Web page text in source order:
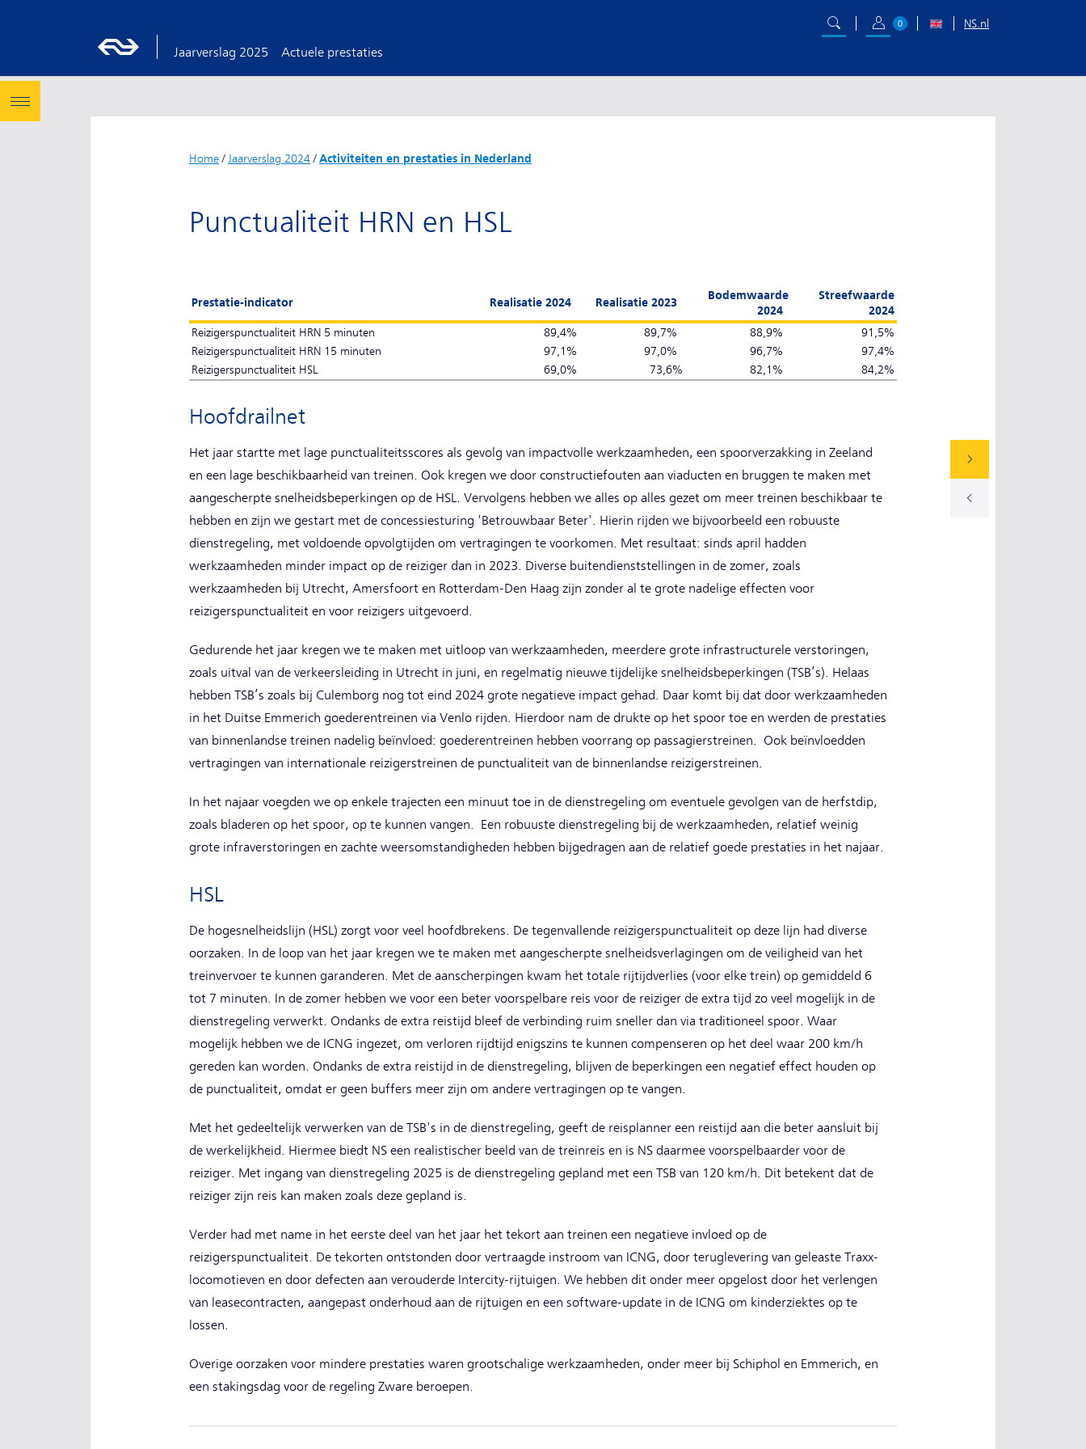
Jaarverslag 2025 Actuele prestaties
0 NS.nl
Home/ Jaarverslag 2024/Activiteiten en prestaties in Nederland
Punctualiteit HRN en HSL
Prestatie-indicator Realisatie 2024 Realisatie 2023
Bodemwaarde
2024
Streefwaarde
2024
Reizigerspunctualiteit HRN 5 minuten
89,4% 89,7% 88,9%
91,5%
Reizigerspunctualiteit HRN 15 minuten
97,1% 97,0% 96,7%
97,4%
Reizigerspunctualiteit HSL
69,0% 73,6% 82,1% 84,2%
Hoofdrailnet
Het jaar startte met lage punctualiteitsscores als gevolg van impactvolle werkzaamheden, een spoorverzakking in Zeeland
en een lage beschikbaarheid van treinen. Ook kregen we door constructiefouten aan viaducten en bruggen te maken met
aangescherpte snelheidsbeperkingen op de HSL. Vervolgens hebben we alles op alles gezet om meer treinen beschikbaar te
hebben en zijn we gestart met de concessiesturing 'Betrouwbaar Beter'. Hierin rijden we bijvoorbeeld een robuuste
dienstregeling, met voldoende opvolgtijden om vertragingen te voorkomen. Met resultaat: sinds april hadden
werkzaamheden minder impact op de reiziger dan in 2023. Diverse buitendienststellingen in de zomer, zoals
werkzaamheden bij Utrecht, Amersfoort en Rotterdam-Den Haag zijn zonder al te grote nadelige effecten voor
reizigerspunctualiteit en voor reizigers uitgevoerd.
Gedurende het jaar kregen we te maken met uitloop van werkzaamheden, meerdere grote infrastructurele verstoringen,
zoals uitval van de verkeersleiding in Utrecht in juni, en regelmatig nieuwe tijdelijke snelheidsbeperkingen (TSB’s). Helaas
hebben TSB’s zoals bij Culemborg nog tot eind 2024 grote negatieve impact gehad. Daar komt bij dat door werkzaamheden
in het Duitse Emmerich goederentreinen via Venlo rijden. Hierdoor nam de drukte op het spoor toe en werden de prestaties
van binnenlandse treinen nadelig beïnvloed: goederentreinen hebben voorrang op passagierstreinen. Ook beïnvloedden
vertragingen van internationale reizigerstreinen de punctualiteit van de binnenlandse reizigerstreinen.
In het najaar voegden we op enkele trajecten een minuut toe in de dienstregeling om eventuele gevolgen van de herfstdip,
zoals bladeren op het spoor, op te kunnen vangen. Een robuuste dienstregeling bij de werkzaamheden, relatief weinig
grote infraverstoringen en zachte weersomstandigheden hebben bijgedragen aan de relatief goede prestaties in het najaar.
HSL
De hogesnelheidslijn (HSL) zorgt voor veel hoofdbrekens. De tegenvallende reizigerspunctualiteit op deze lijn had diverse
oorzaken. In de loop van het jaar kregen we te maken met aangescherpte snelheidsverlagingen om de veiligheid van het
treinvervoer te kunnen garanderen. Met de aanscherpingen kwam het totale rijtijdverlies (voor elke trein) op gemiddeld 6
tot 7 minuten. In de zomer hebben we voor een beter voorspelbare reis voor de reiziger de extra tijd zo veel mogelijk in de
dienstregeling verwerkt. Ondanks de extra reistijd bleef de verbinding ruim sneller dan via traditioneel spoor. Waar
mogelijk hebben we de ICNG ingezet, om verloren rijdtijd enigszins te kunnen compenseren op het deel waar 200 km/h
gereden kan worden. Ondanks de extra reistijd in de dienstregeling, blijven de beperkingen een negatief effect houden op
de punctualiteit, omdat er geen buffers meer zijn om andere vertragingen op te vangen.
Met het gedeeltelijk verwerken van de TSB's in de dienstregeling, geeft de reisplanner een reistijd aan die beter aansluit bij
de werkelijkheid. Hiermee biedt NS een realistischer beeld van de treinreis en is NS daarmee voorspelbaarder voor de
reiziger. Met ingang van dienstregeling 2025 is de dienstregeling gepland met een TSB van 120 km/h. Dit betekent dat de
reiziger zijn reis kan maken zoals deze gepland is.
Verder had met name in het eerste deel van het jaar het tekort aan treinen een negatieve invloed op de
reizigerspunctualiteit. De tekorten ontstonden door vertraagde instroom van ICNG, door teruglevering van geleaste Traxx-
locomotieven en door defecten aan verouderde Intercity-rijtuigen. We hebben dit onder meer opgelost door het verlengen
van leasecontracten, aangepast onderhoud aan de rijtuigen en een software-update in de ICNG om kinderziektes op te
lossen.
Overige oorzaken voor mindere prestaties waren grootschalige werkzaamheden, onder meer bij Schiphol en Emmerich, en
een stakingsdag voor de regeling Zware beroepen.